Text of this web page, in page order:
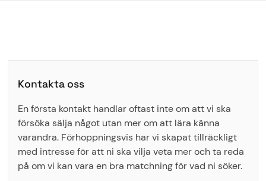
Kontakta oss
En första kontakt handlar oftast inte om att vi ska
försöka sälja något utan mer om att lära känna
varandra. Förhoppningsvis har vi skapat tillräckligt
med intresse för att ni ska vilja veta mer och ta reda
på om vi kan vara en bra matchning för vad ni söker.